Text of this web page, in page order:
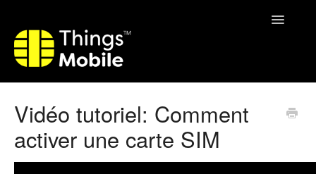
Toggle
Vidéo tutoriel: Comment
activer une carte SIM